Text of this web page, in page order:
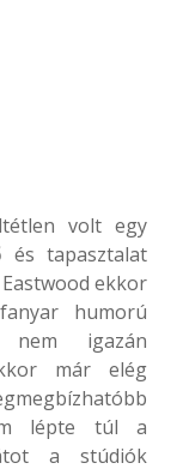
volt egy
és tapasztalat
ekkor
humorú
nem igazán
már elég
lépte túl a
a stúdiók